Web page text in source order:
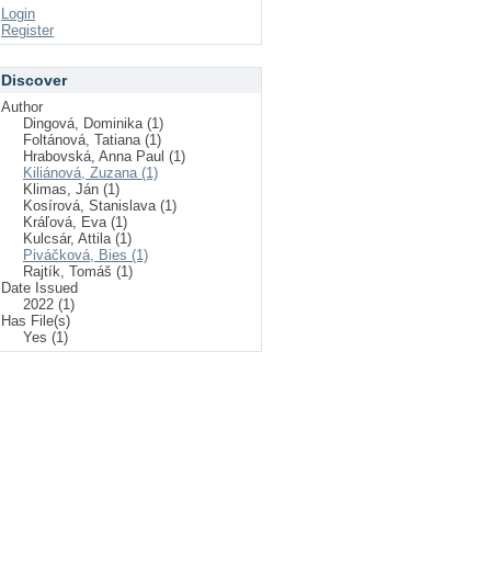
Login
Register
Discover
Author
Dingová, Dominika (1)
Foltánová, Tatiana (1)
Hrabovská, Anna Paul (1)
Kiliánová, Zuzana (1)
Klimas, Ján (1)
Kosírová, Stanislava (1)
Kráľová, Eva (1)
Kulcsár, Attila (1)
Piváčková, Bies (1)
Rajtík, Tomáš (1)
Date Issued
2022 (1)
Has File(s)
Yes (1)